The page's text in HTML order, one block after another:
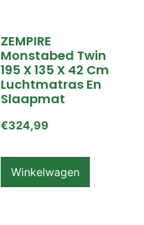
ZEMPIRE
Monstabed Twin
195 X 135 X 42 Cm
Luchtmatras En
Slaapmat
€324,99
Winkelwagen